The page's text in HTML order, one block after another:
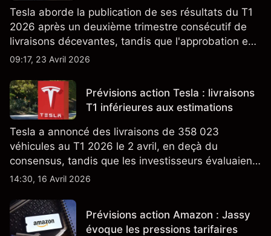
Tesla aborde la publication de ses résultats du T1
2026 après un deuxième trimestre consécutif de
livraisons décevantes, tandis que l'approbation en
Californie d'un programme V2G pour le Cybertruck
énergétique.
09:17, 23 Avril 2026
Prévisions action Tesla : livraisons
T1 inférieures aux estimations
Tesla a annoncé des livraisons de 358 023
véhicules au T1 2026 le 2 avril, en deçà du
consensus, tandis que les investisseurs évaluaient
également la croissance des stocks et les projets
nouveau SUV. Découvrez les objectifs de cours
TSLA d'analystes tiers.
14:30, 16 Avril 2026
Prévisions action Amazon : Jassy
évoque les pressions tarifaires